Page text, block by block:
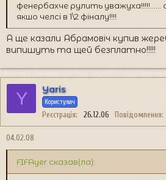
фенербахче рулить
якшо челсі в 1\2 фіналу!!!!
А ще казали Абрамовіч купив
випишуть та щей безплатно!!!!!
Y Yaris
Користувач
Реєстрація 26.12.06 Повідомлення
04.02.08
FIFAyer сказав(ла):